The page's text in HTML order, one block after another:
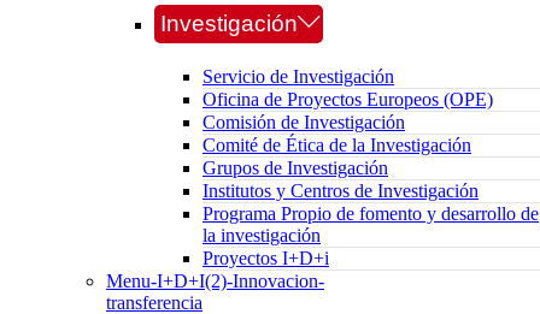
Investigación
Servicio de Investigación
Oficina de Proyectos Europeos (OPE)
Comisión de Investigación
Comité de Ética de la Investigación
Grupos de Investigación
Institutos y Centros de Investigación
Programa Propio de fomento y desarrollo de
la investigación
Proyectos I+D+i
Menu-I+D+I(2)-Innovacion-
transferencia